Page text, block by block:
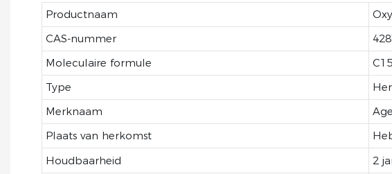
Productnaam
CAS-nummer
Moleculaire formule
Type
Merknaam
Plaats van herkomst
Houdbaarheid
2